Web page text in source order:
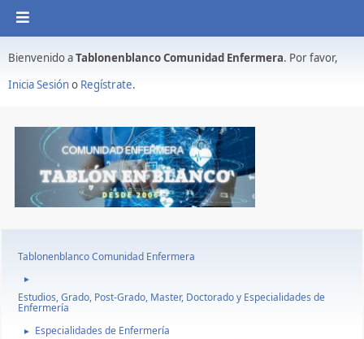
Bienvenido aTablonenblanco Comunidad Enfermera. Por favor,
Inicia Sesióno Regístrate.
Tablonenblanco Comunidad Enfermera
►
Estudios, Grado, Post-Grado, Master, Doctorado y Especialidades de
Enfermería
► Especialidades de Enfermería